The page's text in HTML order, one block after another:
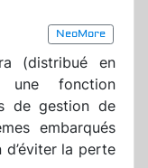
NeoMore
(distribué en
une fonction
de gestion de
embarqués
la perte